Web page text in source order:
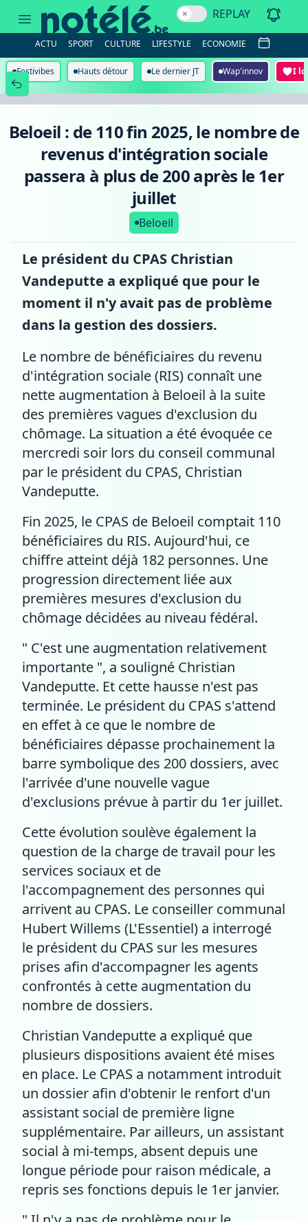
2025,
nombre
de
revenus
sociale
passera
REPLAY
ACTU SPORT CULTURE LIFESTYLE ECONOMIE
Festivibes Hauts détour Le dernier JT Wap'innov I
Beloeil : de 110 fin 2025, le nombre de
revenus d'intégration sociale
passera à plus de 200 après le 1er
juillet
Beloeil
Le président du CPAS Christian
Vandeputte a expliqué que pour le
moment il n'y avait pas de problème
dans la gestion des dossiers.
Le nombre de bénéficiaires du revenu
d'intégration sociale (RIS) connaît une
nette augmentation à Beloeil à la suite
des premières vagues d'exclusion du
chômage. La situation a été évoquée ce
mercredi soir lors du conseil communal
par le président du CPAS, Christian
Vandeputte.
Fin 2025, le CPAS de Beloeil comptait 110
bénéficiaires du RIS. Aujourd'hui, ce
chiffre atteint déjà 182 personnes. Une
progression directement liée aux
premières mesures d'exclusion du
chômage décidées au niveau fédéral.
" C'est une augmentation relativement
importante ", a souligné Christian
Vandeputte. Et cette hausse n'est pas
terminée. Le président du CPAS s'attend
en effet à ce que le nombre de
bénéficiaires dépasse prochainement la
barre symbolique des 200 dossiers, avec
l'arrivée d'une nouvelle vague
d'exclusions prévue à partir du 1er juillet.
Cette évolution soulève également la
question de la charge de travail pour les
services sociaux et de
l'accompagnement des personnes qui
arrivent au CPAS. Le conseiller communal
Hubert Willems (L'Essentiel) a interrogé
le président du CPAS sur les mesures
prises afin d'accompagner les agents
confrontés à cette augmentation du
nombre de dossiers.
Christian Vandeputte a expliqué que
plusieurs dispositions avaient été mises
en place. Le CPAS a notamment introduit
un dossier afin d'obtenir le renfort d'un
assistant social de première ligne
supplémentaire. Par ailleurs, un assistant
social à mi-temps, absent depuis une
longue période pour raison médicale, a
repris ses fonctions depuis le 1er janvier.